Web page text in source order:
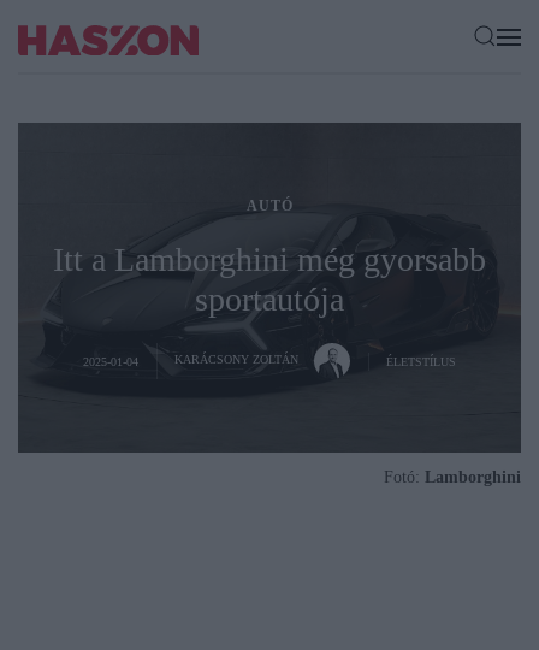
AUTÓ
Itt a Lamborghini még gyorsabb
sportautója
2025-01-04 KARÁCSONY ZOLTÁN ÉLETSTÍLUS
Fotó: Lamborghini